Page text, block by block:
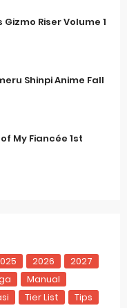
Riser Volume 1
Shinpi Anime Fall
My Fiancée 1st
2026
2027
Manual
Tier List
Tips